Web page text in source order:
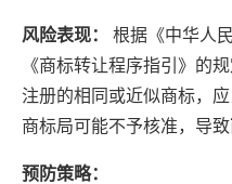
风险表现：
根据《中华人
《商标转让程序指引》的
注册的相同或近似商标，
商标局可能不予核准，导致
预防策略：